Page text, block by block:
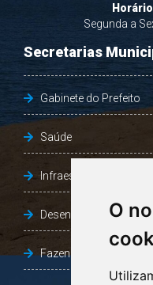
O
Segunda a
Secretarias
Gabinete do Prefeito
Saúde
Infraestrutura,
Desenvolvimento
Fazenda e